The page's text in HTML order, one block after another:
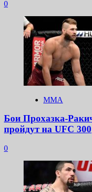
0
ММА
Бои Прохазка-
пройдут на UFC 300
0